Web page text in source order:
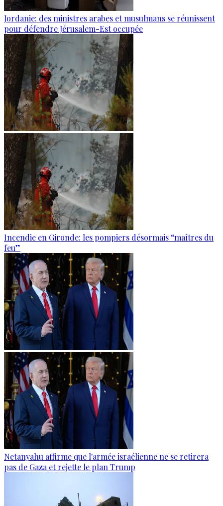
Jordanie: des ministres arabes et musulmans se réunissent
pour défendre Jérusalem-Est occupée
Incendie en Gironde: les pompiers désormais “maîtres du
feu”
Netanyahu affirme que l'armée israélienne ne se retirera
pas de Gaza et rejette le plan Trump